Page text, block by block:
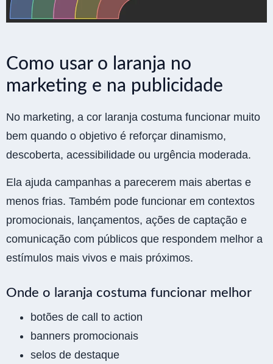
Como usar o laranja no
marketing e na publicidade
No marketing, a cor laranja costuma funcionar muito
bem quando o objetivo é reforçar dinamismo,
descoberta, acessibilidade ou urgência moderada.
Ela ajuda campanhas a parecerem mais abertas e
menos frias. Também pode funcionar em contextos
promocionais, lançamentos, ações de captação e
comunicação com públicos que respondem melhor a
estímulos mais vivos e mais próximos.
Onde o laranja costuma funcionar melhor
botões de call to action
banners promocionais
selos de destaque